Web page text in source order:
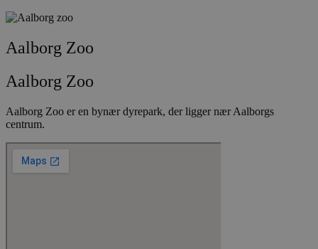
Aalborg Zoo
Aalborg Zoo
Aalborg Zoo er en bynær dyrepark, der ligger nær Aalborgs
centrum.